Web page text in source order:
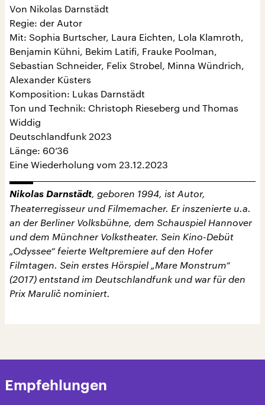
Von Nikolas Darnstädt
Regie: der Autor
Mit: Sophia Burtscher, Laura Eichten, Lola Klamroth,
Benjamin Kühni, Bekim Latifi, Frauke Poolman,
Sebastian Schneider, Felix Strobel, Minna Wündrich,
Alexander Küsters
Komposition: Lukas Darnstädt
Ton und Technik: Christoph Rieseberg und Thomas
Widdig
Deutschlandfunk 2023
Länge: 60‘36
Eine Wiederholung vom 23.12.2023
Nikolas Darnstädt, geboren 1994, ist Autor,
Theaterregisseur und Filmemacher. Er inszenierte u.a.
an der Berliner Volksbühne, dem Schauspiel Hannover
und dem Münchner Volkstheater. Sein Kino-Debüt
„Odyssee“ feierte Weltpremiere auf den Hofer
Filmtagen. Sein erstes Hörspiel „Mare Monstrum“
(2017) entstand im Deutschlandfunk und war für den
Prix Marulič nominiert.
Empfehlungen